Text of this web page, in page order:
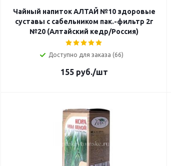
Чайный напиток АЛТАЙ №10 здоровые
суставы с сабельником пак.-фильтр 2г
№20 (Алтайский кедр/Россия)
Доступно для заказа (66)
155руб./шт